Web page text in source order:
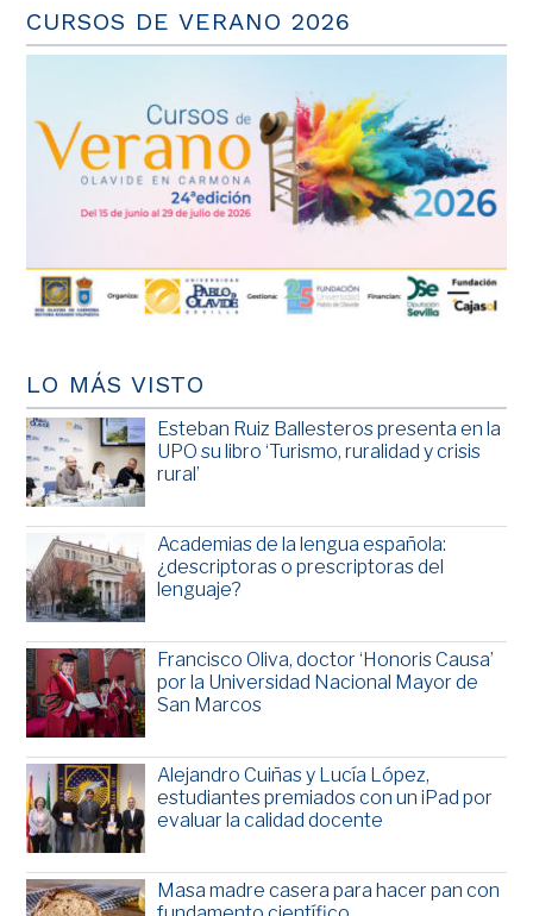
CURSOS DE VERANO 2026
LO MÁS VISTO
Esteban Ruiz Ballesteros presenta en la
UPO su libro ‘Turismo, ruralidad y crisis
rural’
Academias de la lengua española:
¿descriptoras o prescriptoras del
lenguaje?
Francisco Oliva, doctor ‘Honoris Causa’
por la Universidad Nacional Mayor de
San Marcos
Alejandro Cuiñas y Lucía López,
estudiantes premiados con un iPad por
evaluar la calidad docente
Masa madre casera para hacer pan con